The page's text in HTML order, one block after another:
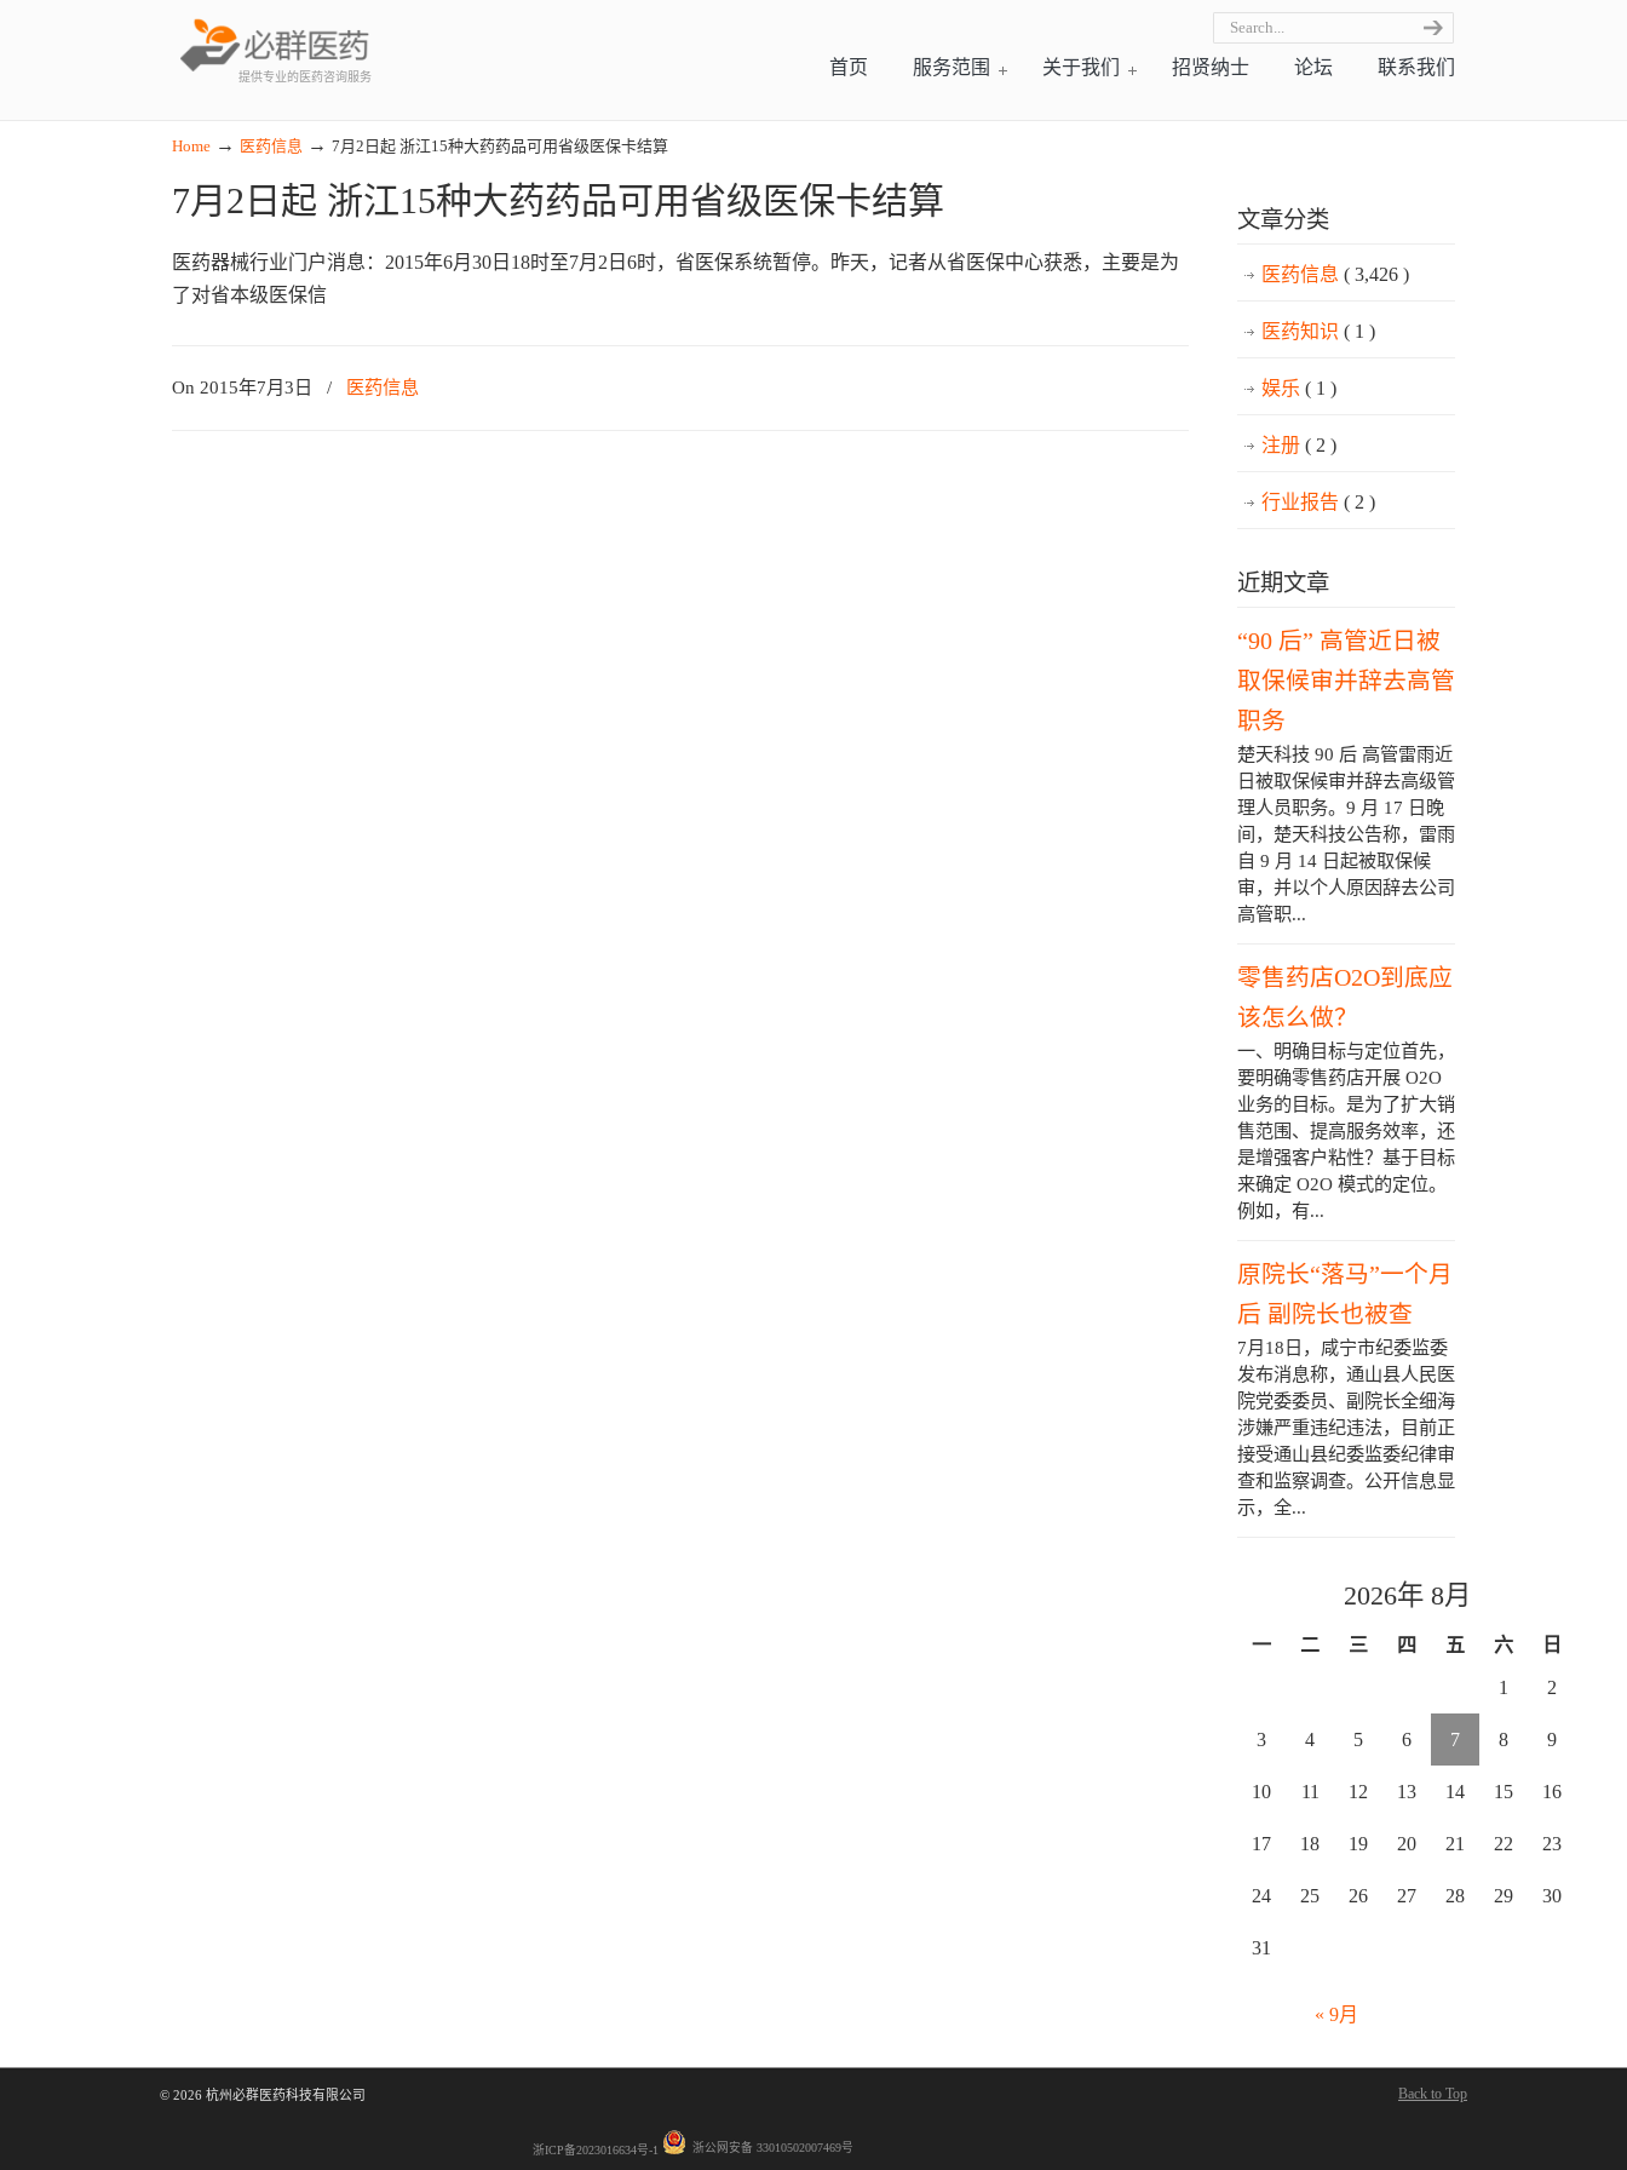
提供专业的医药咨询服务 首页 服务范围 关于我们 招贤纳士 论坛 联系我们
Home → 医药信息 → 7月2日起 浙江15种大药药品可用省级医保卡结算
7月2日起 浙江15种大药药品可用省级医保卡结算
医药器械行业门户消息：2015年6月30日18时至7月2日6时，省医保系统暂停。昨天，记者从省医保中心获悉，主要是为
了对省本级医保信
On 2015年7月3日 / 医药信息
文章分类
医药信息 ( 3,426 )
医药知识 ( 1 )
娱乐 ( 1 )
注册 ( 2 )
行业报告 ( 2 )
近期文章
“90 后” 高管近日被
取保候审并辞去高管
职务
楚天科技 90 后 高管雷雨近
日被取保候审并辞去高级管
理人员职务。9 月 17 日晚
间，楚天科技公告称，雷雨
自 9 月 14 日起被取保候
审，并以个人原因辞去公司
高管职...
零售药店O2O到底应
该怎么做？
一、明确目标与定位首先，
要明确零售药店开展 O2O
业务的目标。是为了扩大销
售范围、提高服务效率，还
是增强客户粘性？基于目标
来确定 O2O 模式的定位。
例如，有...
原院长“落马”一个月
后 副院长也被查
7月18日，咸宁市纪委监委
发布消息称，通山县人民医
院党委委员、副院长全细海
涉嫌严重违纪违法，目前正
接受通山县纪委监委纪律审
查和监察调查。公开信息显
示，全...
2026年 8月
一 二 三 四 五 六 日
1 2
3 4 5 6 7 8 9
10 11 12 13 14 15 16
17 18 19 20 21 22 23
24 25 26 27 28 29 30
31
« 9月
© 2026 杭州必群医药科技有限公司
浙ICP备2023016634号-1 浙公网安备 33010502007469号
Back to Top